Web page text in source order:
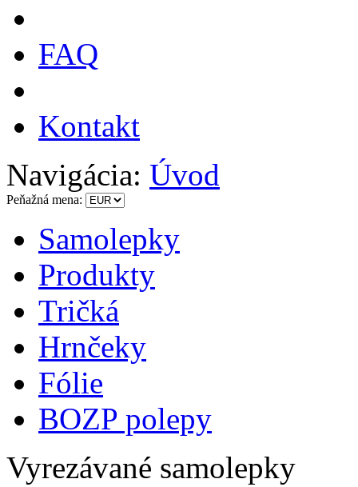
FAQ
Kontakt
Navigácia: Úvod
Peňažná mena:
Samolepky
Produkty
Tričká
Hrnčeky
Fólie
BOZP polepy
Vyrezávané samolepky